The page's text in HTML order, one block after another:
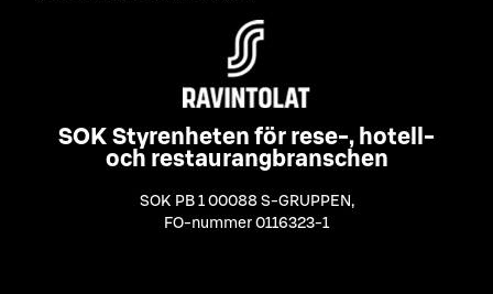
SOK Styrenheten för rese-, hotell-
och restaurangbranschen
SOK PB 1 00088 S-GRUPPEN ,
FO-nummer 0116323-1